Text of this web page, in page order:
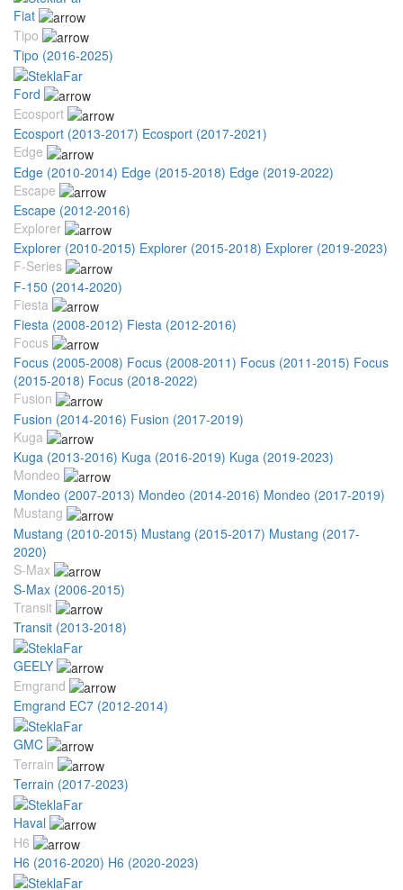
Fiat
Tipo
Tipo (2016-2025)
Ford
Ecosport
Ecosport (2013-2017) Ecosport (2017-2021)
Edge
Edge (2010-2014) Edge (2015-2018) Edge (2019-2022)
Escape
Escape (2012-2016)
Explorer
Explorer (2010-2015) Explorer (2015-2018) Explorer (2019-2023)
F-Series
F-150 (2014-2020)
Fiesta
Fiesta (2008-2012) Fiesta (2012-2016)
Focus
Focus (2005-2008) Focus (2008-2011) Focus (2011-2015) Focus
(2015-2018) Focus (2018-2022)
Fusion
Fusion (2014-2016) Fusion (2017-2019)
Kuga
Kuga (2013-2016) Kuga (2016-2019) Kuga (2019-2023)
Mondeo
Mondeo (2007-2013) Mondeo (2014-2016) Mondeo (2017-2019)
Mustang
Mustang (2010-2015) Mustang (2015-2017) Mustang (2017-
2020)
S-Max
S-Max (2006-2015)
Transit
Transit (2013-2018)
GEELY
Emgrand
Emgrand EC7 (2012-2014)
GMC
Terrain
Terrain (2017-2023)
Haval
H6
H6 (2016-2020) H6 (2020-2023)